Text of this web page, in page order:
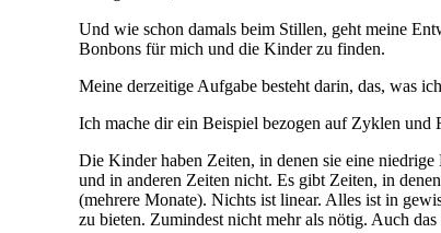
Und wie schon damals beim Stillen, geht meine
Bonbons für mich und die Kinder zu finden.
Meine derzeitige Aufgabe besteht darin, das, was
Ich mache dir ein Beispiel bezogen auf Zyklen
Die Kinder haben Zeiten, in denen sie eine
und in anderen Zeiten nicht. Es gibt Zeiten, in
(mehrere Monate). Nichts ist linear. Alles ist in
zu bieten. Zumindest nicht mehr als nötig. Auch